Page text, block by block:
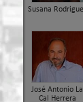
Susana
José Antonio La
Cal Herrera